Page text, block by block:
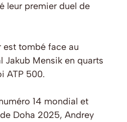
leur premier duel de
est tombé face au
Jakub Mensik en quarts
ATP 500.
14 mondial et
Doha 2025, Andrey